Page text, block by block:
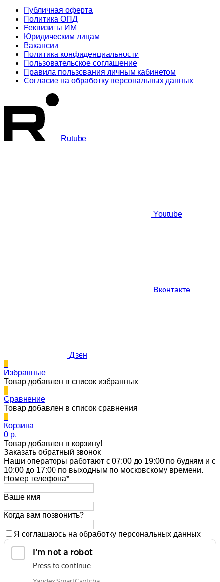
Публичная оферта
Политика ОПД
Реквизиты ИМ
Юридическим лицам
Вакансии
Политика конфиденциальности
Пользовательское соглашение
Правила пользования личным кабинетом
Согласие на обработку персональных данных
Rutube
Youtube
Вконтакте
Дзен
Избранные
Товар добавлен в список избранных
Сравнение
Товар добавлен в список сравнения
Корзина
0 p.
Товар добавлен в корзину!
Заказать обратный звонок
Наши операторы работают с 07:00 до 19:00 по будням и с
10:00 до 17:00 по выходным по московскому времени.
Номер телефона*
Ваше имя
Когда вам позвонить?
Я соглашаюсь на обработку персональных данных